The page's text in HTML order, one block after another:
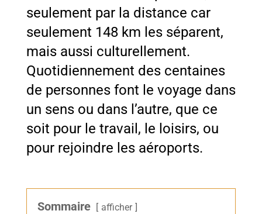
seulement par la distance car
seulement 148 km les séparent,
mais aussi culturellement.
Quotidiennement des centaines
de personnes font le voyage dans
un sens ou dans l’autre, que ce
soit pour le travail, le loisirs, ou
pour rejoindre les aéroports.
Sommaire afficher